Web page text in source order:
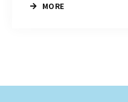
MORE